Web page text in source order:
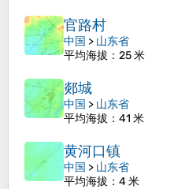
官路村
中国 > 山东省
平均海拔 ：25 米
郯城
中国 > 山东省
平均海拔 ：41 米
黄河口镇
中国 > 山东省
平均海拔 ：4 米